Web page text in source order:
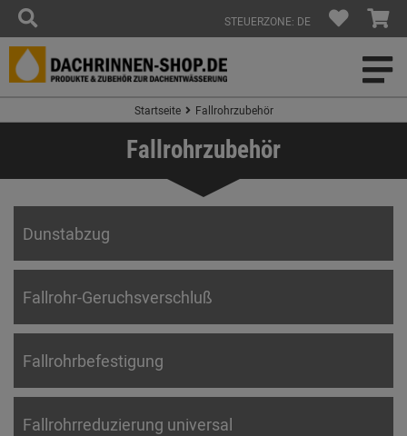
STEUERZONE: DE
Startseite Fallrohrzubehör
Fallrohrzubehör
Dunstabzug
Fallrohr-Geruchsverschluß
Fallrohrbefestigung
Fallrohrreduzierung universal